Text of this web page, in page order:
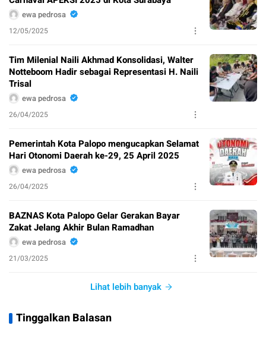
ewa pedrosa
12/05/2025
Tim Milenial Naili Akhmad Konsolidasi, Walter
Notteboom Hadir sebagai Representasi H. Naili
Trisal
ewa pedrosa
26/04/2025
Pemerintah Kota Palopo mengucapkan Selamat
Hari Otonomi Daerah ke-29, 25 April 2025
ewa pedrosa
26/04/2025
BAZNAS Kota Palopo Gelar Gerakan Bayar
Zakat Jelang Akhir Bulan Ramadhan
ewa pedrosa
21/03/2025
Lihat lebih banyak
Tinggalkan Balasan